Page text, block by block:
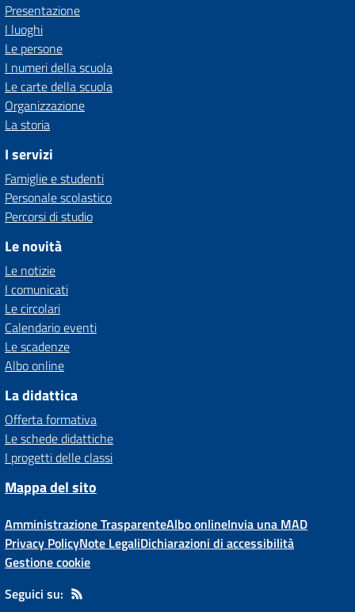
Presentazione
I luoghi
Le persone
I numeri della scuola
Le carte della scuola
Organizzazione
La storia
I servizi
Famiglie e studenti
Personale scolastico
Percorsi di studio
Le novità
Le notizie
I comunicati
Le circolari
Calendario eventi
Le scadenze
Albo online
La didattica
Offerta formativa
Le schede didattiche
I progetti delle classi
Mappa del sito
Amministrazione TrasparenteAlbo onlineInvia una MAD
Privacy PolicyNote LegaliDichiarazioni di accessibilità
Gestione cookie
Seguici su: